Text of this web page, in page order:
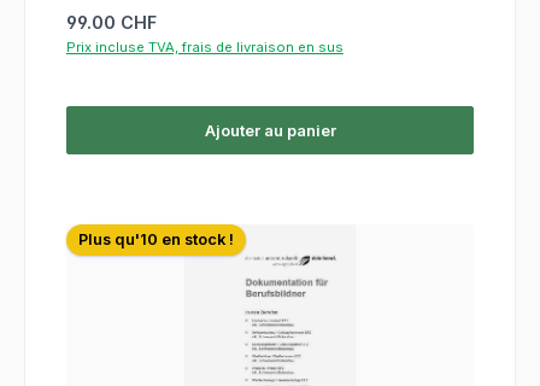
Prix régulier :
99.00 CHF
Prix incluse TVA, frais de livraison en sus
Ajouter au panier
Plus qu'10 en stock !